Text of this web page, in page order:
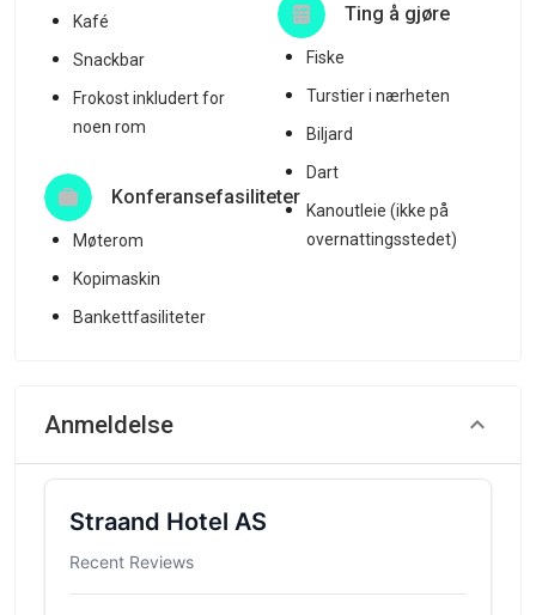
Kafé
Snackbar
Frokost inkludert for
noen rom
Konferansefasiliteter
Møterom
Kopimaskin
Bankettfasiliteter
Ting å gjøre
Fiske
Turstier i nærheten
Biljard
Dart
Kanoutleie (ikke på
overnattingsstedet)
Anmeldelse